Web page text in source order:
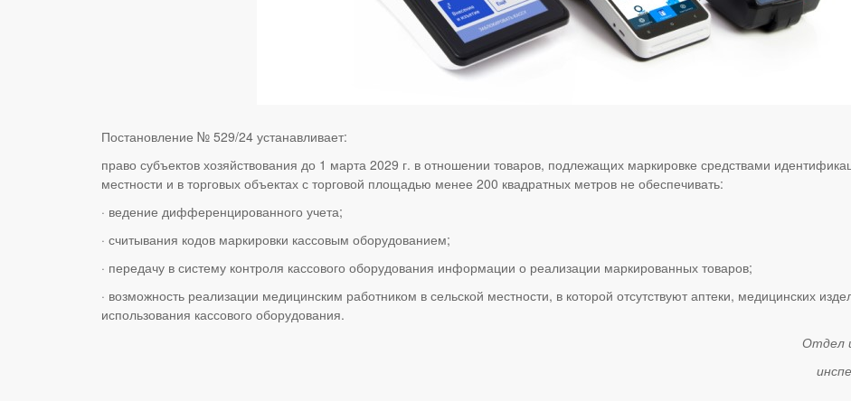
Постановление № 529/24 устанавливает:
право субъектов хозяйствования до 1 марта 2029 г. в отношении товаров, подлежащих маркировке средствами
местности и в торговых объектах с торговой площадью менее 200 квадратных метров не обеспечивать:
· ведение дифференцированного учета;
· считывания кодов маркировки кассовым оборудованием;
· передачу в систему контроля кассового оборудования информации о реализации маркированных товаров;
· возможность реализации медицинским работником в сельской местности, в которой отсутствуют аптеки, медицинских
использования кассового оборудования.
Отдел